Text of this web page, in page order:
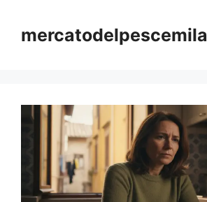
contenuto